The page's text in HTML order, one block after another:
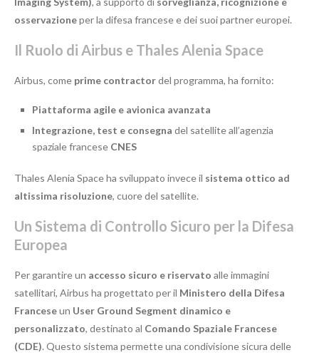
osservazioneper la difesa francese e dei suoi partner europei.
Il Ruolo di Airbus e Thales Alenia Space
Airbus, come prime contractordel programma, ha fornito:
Piattaforma agile e avionica avanzata
Integrazione, test e consegna del satellite all’agenzia
spaziale francese CNES
Thales Alenia Space ha sviluppato invece il sistema ottico ad
altissima risoluzione, cuore del satellite.
Un Sistema di Controllo Sicuro per la Difesa
Europea
Per garantire un accesso sicuro e riservato alle immagini
satellitari, Airbus ha progettato per il Ministero della Difesa
Franceseun User Ground Segment dinamico e
personalizzato, destinato al Comando Spaziale Francese
(CDE). Questo sistema permette una condivisione sicura delle